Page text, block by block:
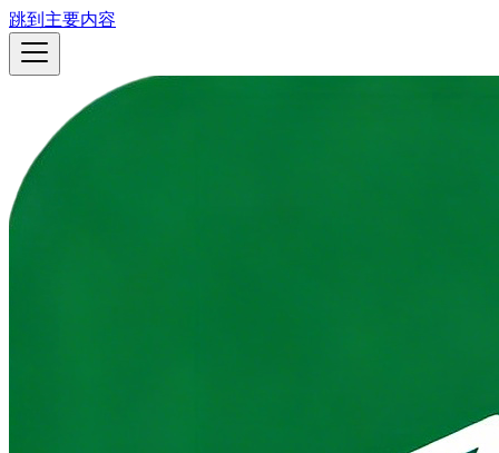
跳到主要内容